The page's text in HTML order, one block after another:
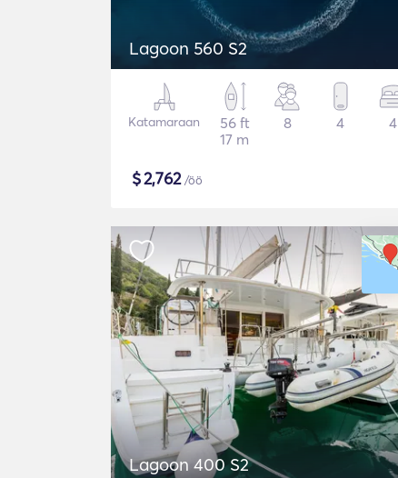
Lagoon 560 S2
Katamaraan
56 ft
17 m
8 4 4
$2,762/öö
Lagoon 400 S2